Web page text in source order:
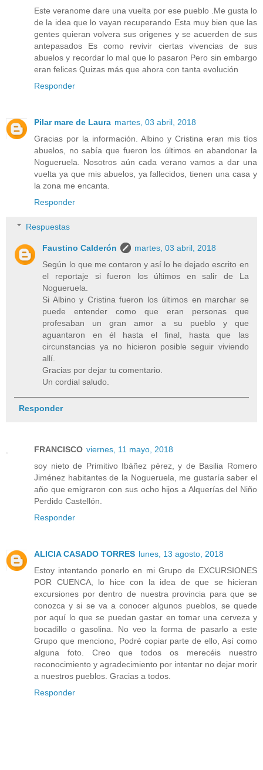
Este veranome dare una vuelta por ese pueblo .Me gusta lo
de la idea que lo vayan recuperando Esta muy bien que las
gentes quieran volvera sus origenes y se acuerden de sus
antepasados Es como revivir ciertas vivencias de sus
abuelos y recordar lo mal que lo pasaron Pero sin embargo
eran felices Quizas más que ahora con tanta evolución
Responder
Pilar mare de Laura martes, 03 abril, 2018
Gracias por la información. Albino y Cristina eran mis tíos
abuelos, no sabía que fueron los últimos en abandonar la
Nogueruela. Nosotros aún cada verano vamos a dar una
vuelta ya que mis abuelos, ya fallecidos, tienen una casa y
la zona me encanta.
Responder
Respuestas
Faustino Calderón
martes, 03 abril, 2018
Según lo que me contaron y así lo he dejado escrito en
el reportaje si fueron los últimos en salir de La
Nogueruela.
Si Albino y Cristina fueron los últimos en marchar se
puede entender como que eran personas que
profesaban un gran amor a su pueblo y que
aguantaron en él hasta el final, hasta que las
circunstancias ya no hicieron posible seguir viviendo
allí.
Gracias por dejar tu comentario.
Un cordial saludo.
Responder
FRANCISCO viernes, 11 mayo, 2018
soy nieto de Primitivo Ibáñez pérez, y de Basilia Romero
Jiménez habitantes de la Nogueruela, me gustaría saber el
año que emigraron con sus ocho hijos a Alquerías del Niño
Perdido Castellón.
Responder
ALICIA CASADO TORRES lunes, 13 agosto, 2018
Estoy intentando ponerlo en mi Grupo de EXCURSIONES
POR CUENCA, lo hice con la idea de que se hicieran
excursiones por dentro de nuestra provincia para que se
conozca y si se va a conocer algunos pueblos, se quede
por aquí lo que se puedan gastar en tomar una cerveza y
bocadillo o gasolina. No veo la forma de pasarlo a este
Grupo que menciono, Podré copiar parte de ello, Así como
alguna foto. Creo que todos os merecéis nuestro
reconocimiento y agradecimiento por intentar no dejar morir
a nuestros pueblos. Gracias a todos.
Responder